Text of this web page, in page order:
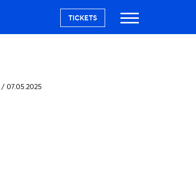
TICKETS
/ 07.05.2025